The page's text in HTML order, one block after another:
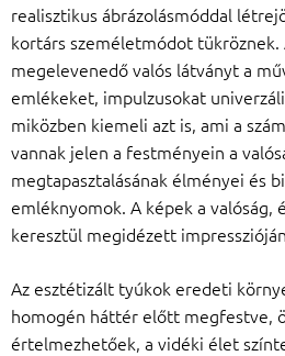
realisztikus ábrázolásmóddal
kortárs személetmódot tükröznek.
megelevenedő valós látványt a
emlékeket, impulzusokat
miközben kiemeli azt is, ami a
vannak jelen a festményein a
megtapasztalásának élményei és
emléknyomok. A képek a valóság,
keresztül megidézett
Az esztétizált tyúkok eredeti
homogén háttér előtt megfestve,
értelmezhetőek, a vidéki élet